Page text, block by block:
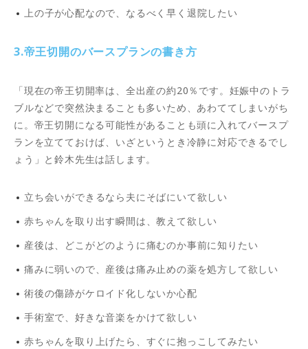
上の子が心配なので、なるべく早く退院したい
3.帝王切開のバースプランの書き方
「現在の帝王切開率は、全出産の約20％です。妊娠中のトラ
ブルなどで突然決まることも多いため、あわててしまいがち
に。帝王切開になる可能性があることも頭に入れてバースプ
ランを立てておけば、いざというとき冷静に対応できるでし
ょう」と鈴木先生は話します。
立ち会いができるなら夫にそばにいて欲しい
赤ちゃんを取り出す瞬間は、教えて欲しい
産後は、どこがどのように痛むのか事前に知りたい
痛みに弱いので、産後は痛み止めの薬を処方して欲しい
術後の傷跡がケロイド化しないか心配
手術室で、好きな音楽をかけて欲しい
赤ちゃんを取り上げたら、すぐに抱っこしてみたい